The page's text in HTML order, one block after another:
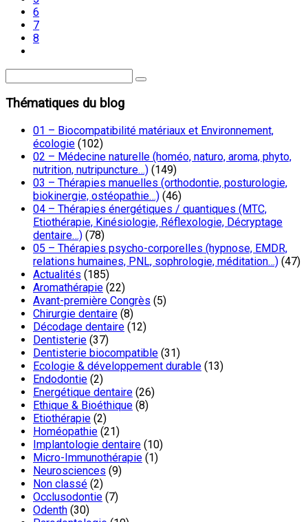
6
7
8
Thématiques du blog
01 – Biocompatibilité matériaux et Environnement,
écologie (102)
02 – Médecine naturelle (homéo, naturo, aroma, phyto,
nutrition, nutripuncture…) (149)
03 – Thérapies manuelles (orthodontie, posturologie,
biokinergie, ostéopathie…) (46)
04 – Thérapies énergétiques / quantiques (MTC,
Etiothérapie, Kinésiologie, Réflexologie, Décryptage
dentaire…) (78)
05 – Thérapies psycho-corporelles (hypnose, EMDR,
relations humaines, PNL, sophrologie, méditation…) (47)
Actualités (185)
Aromathérapie (22)
Avant-première Congrès (5)
Chirurgie dentaire (8)
Décodage dentaire (12)
Dentisterie (37)
Dentisterie biocompatible (31)
Ecologie & développement durable (13)
Endodontie (2)
Energétique dentaire (26)
Ethique & Bioéthique (8)
Etiothérapie (2)
Homéopathie (21)
Implantologie dentaire (10)
Micro-Immunothérapie (1)
Neurosciences (9)
Non classé (2)
Occlusodontie (7)
Odenth (30)